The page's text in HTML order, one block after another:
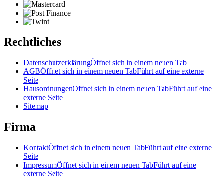
Rechtliches
DatenschutzerklärungÖffnet sich in einem neuen Tab
AGBÖffnet sich in einem neuen TabFührt auf eine externe
Seite
HausordnungenÖffnet sich in einem neuen TabFührt auf eine
externe Seite
Sitemap
Firma
KontaktÖffnet sich in einem neuen TabFührt auf eine externe
Seite
ImpressumÖffnet sich in einem neuen TabFührt auf eine
externe Seite